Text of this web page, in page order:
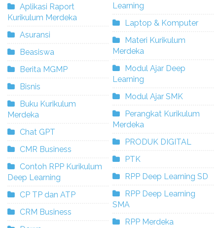
Aplikasi Raport
Kurikulum Merdeka
Asuransi
Beasiswa
Berita MGMP
Bisnis
Buku Kurikulum
Merdeka
Chat GPT
CMR Business
Contoh RPP Kurikulum
Deep Learning
CP TP dan ATP
CRM Business
Learning
Laptop & Komputer
Materi Kurikulum
Merdeka
Modul Ajar Deep
Learning
Modul Ajar SMK
Perangkat Kurikulum
Merdeka
PRODUK DIGITAL
PTK
RPP Deep Learning SD
RPP Deep Learning
SMA
RPP Merdeka